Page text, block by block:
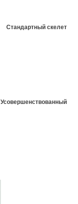
Стандартный скелет
Усовершенствованный